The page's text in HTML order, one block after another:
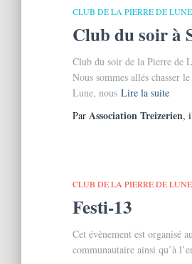
CLUB DE LA PIERRE DE LUNE
Club du soir à
Club du soir de la Pierre de
Nous sommes allés chasser
Lune, nous Lire la suite
Par Association Treizerien,
CLUB DE LA PIERRE DE LUNE
Festi-13
Cet évènement est organisé
communautaire ainsi qu’à